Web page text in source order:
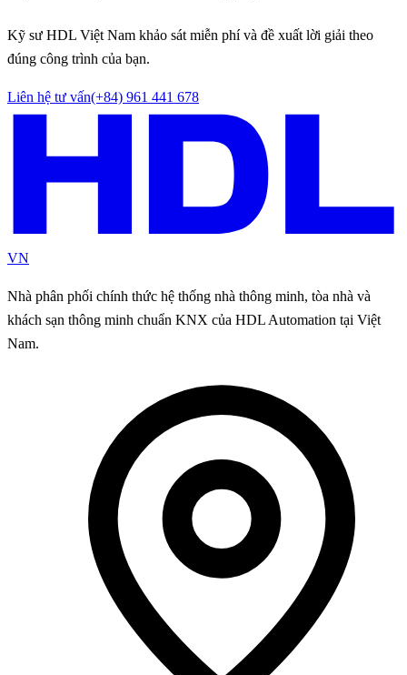
Kỹ sư HDL Việt Nam khảo sát miễn phí và đề xuất lời giải theo
đúng công trình của bạn.
Liên hệ tư vấn(+84) 961 441 678
VN
Nhà phân phối chính thức hệ thống nhà thông minh, tòa nhà và
khách sạn thông minh chuẩn KNX của HDL Automation tại Việt
Nam.